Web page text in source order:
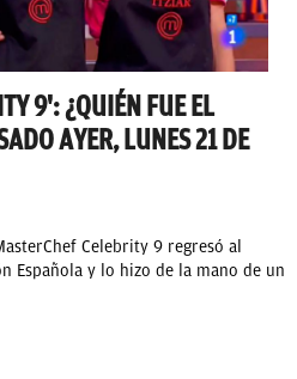
9': ¿QUIÉN FUE EL
AYER, LUNES 21 DE
Celebrity 9 regresó al
Española y lo hizo de la mano de un